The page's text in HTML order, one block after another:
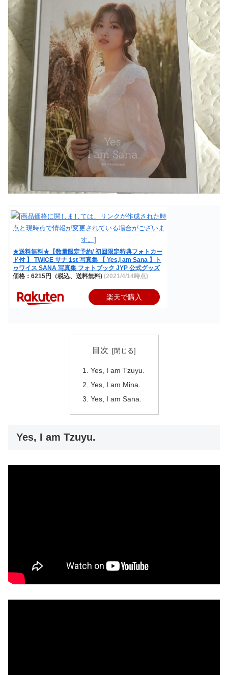
★送料無料★【数量限定予約/ 初回限定特典フォトカー
ド付 】 TWICE サナ 1st 写真集 【 Yes,I am Sana 】ト
ゥワイス SANA 写真集 フォトブック JYP 公式グッズ
価格：6215円（税込、送料無料) (2021/4/14時点)
楽天で購入
目次
Yes, I am Tzuyu.
Yes, I am Mina.
Yes, I am Sana.
Yes, I am Tzuyu.